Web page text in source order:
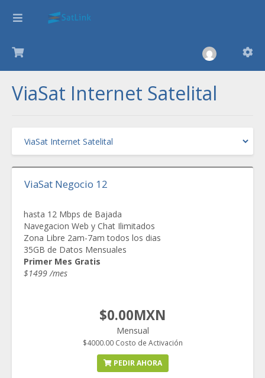
ViaSat Internet Satelital
ViaSat Negocio 12
hasta 12 Mbps de Bajada
Navegacion Web y Chat Ilimitados
Zona Libre 2am-7am todos los dias
35GB de Datos Mensuales
Primer Mes Gratis
$1499 /mes
$0.00MXN
Mensual
$4000.00 Costo de Activación
PEDIR AHORA